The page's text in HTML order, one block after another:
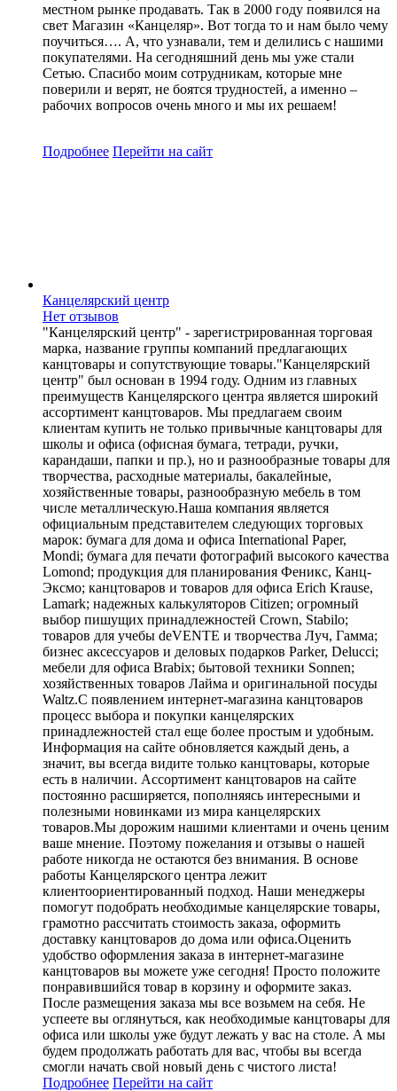
местном рынке продавать. Так в 2000 году появился на
свет Магазин «Канцеляр». Вот тогда то и нам было чему
поучиться…. А, что узнавали, тем и делились с нашими
покупателями. На сегодняшний день мы уже стали
Сетью. Спасибо моим сотрудникам, которые мне
поверили и верят, не боятся трудностей, а именно –
рабочих вопросов очень много и мы их решаем!
Подробнее Перейти на сайт
Канцелярский центр
Нет отзывов
"Канцелярский центр" - зарегистрированная торговая
марка, название группы компаний предлагающих
канцтовары и сопутствующие товары."Канцелярский
центр" был основан в 1994 году. Одним из главных
преимуществ Канцелярского центра является широкий
ассортимент канцтоваров. Мы предлагаем своим
клиентам купить не только привычные канцтовары для
школы и офиса (офисная бумага, тетради, ручки,
карандаши, папки и пр.), но и разнообразные товары для
творчества, расходные материалы, бакалейные,
хозяйственные товары, разнообразную мебель в том
числе металлическую.Наша компания является
официальным представителем следующих торговых
марок: бумага для дома и офиса International Paper,
Mondi; бумага для печати фотографий высокого качества
Lomond; продукция для планирования Феникс, Канц-
Эксмо; канцтоваров и товаров для офиса Erich Krause,
Lamark; надежных калькуляторов Citizen; огромный
выбор пишущих принадлежностей Crown, Stabilo;
товаров для учебы deVENTE и творчества Луч, Гамма;
бизнес аксессуаров и деловых подарков Parker, Delucci;
мебели для офиса Brabix; бытовой техники Sonnen;
хозяйственных товаров Лайма и оригинальной посуды
Waltz.С появлением интернет-магазина канцтоваров
процесс выбора и покупки канцелярских
принадлежностей стал еще более простым и удобным.
Информация на сайте обновляется каждый день, а
значит, вы всегда видите только канцтовары, которые
есть в наличии. Ассортимент канцтоваров на сайте
постоянно расширяется, пополняясь интересными и
полезными новинками из мира канцелярских
товаров.Мы дорожим нашими клиентами и очень ценим
ваше мнение. Поэтому пожелания и отзывы о нашей
работе никогда не остаются без внимания. В основе
работы Канцелярского центра лежит
клиентоориентированный подход. Наши менеджеры
помогут подобрать необходимые канцелярские товары,
грамотно рассчитать стоимость заказа, оформить
доставку канцтоваров до дома или офиса.Оценить
удобство оформления заказа в интернет-магазине
канцтоваров вы можете уже сегодня! Просто положите
понравившийся товар в корзину и оформите заказ.
После размещения заказа мы все возьмем на себя. Не
успеете вы оглянуться, как необходимые канцтовары для
офиса или школы уже будут лежать у вас на столе. А мы
будем продолжать работать для вас, чтобы вы всегда
смогли начать свой новый день с чистого листа!
Подробнее Перейти на сайт